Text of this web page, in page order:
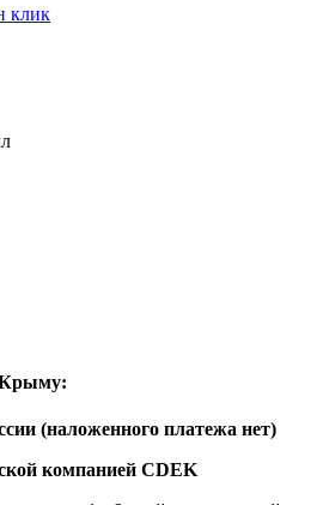
клик
Крыму:
(наложенного платежа нет)
компанией CDEK